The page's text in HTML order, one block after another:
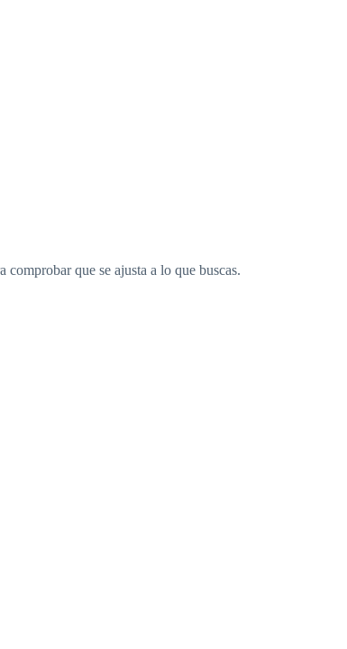
comprobar que se ajusta a lo que buscas.